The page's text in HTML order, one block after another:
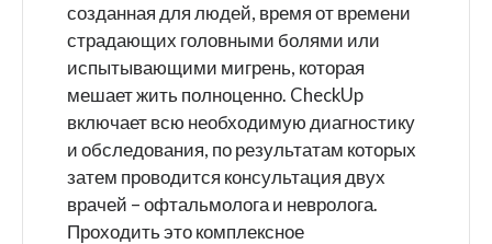
созданная для людей, время от времени
страдающих головными болями или
испытывающими мигрень, которая
мешает жить полноценно. CheckUp
включает всю необходимую диагностику
и обследования, по результатам которых
затем проводится консультация двух
врачей – офтальмолога и невролога.
Проходить это комплексное